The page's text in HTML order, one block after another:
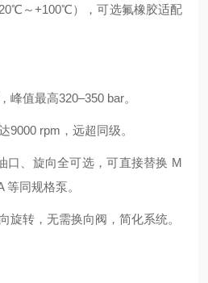
～+100℃），可选氟橡胶适配
峰值最高320–350 bar。
9000 rpm，远超同级。
口、旋向全可选，可直接替换 M
同规格泵。
旋转，无需换向阀，简化系统。